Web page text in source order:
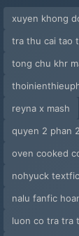
xuyen khong
tra thu cai tao
tong chu khr
reyna x mash
quyen 2 phan
oven cooked
nohyuck
nalu fanfic
luon co tra tra